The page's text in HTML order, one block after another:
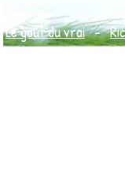
Le goût du vrai-